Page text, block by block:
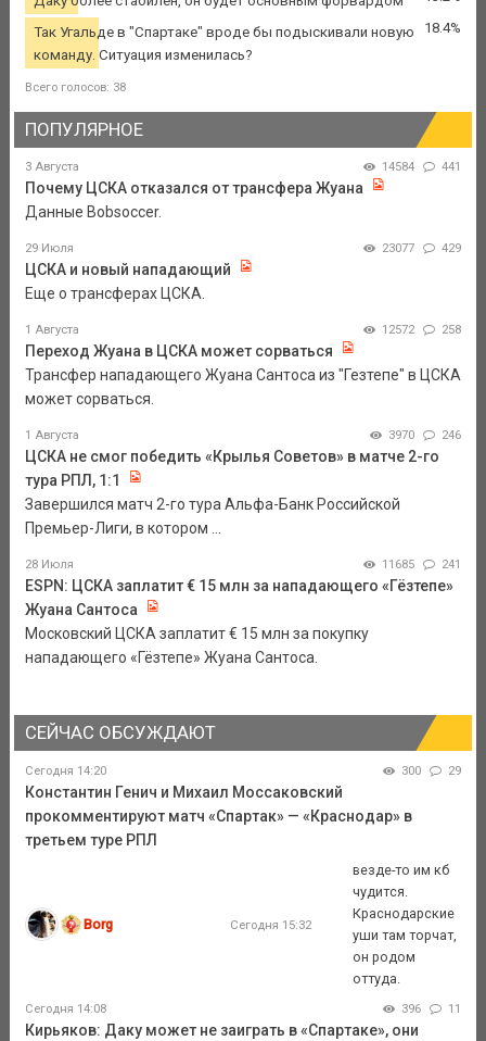
Так Угальде в "Спартаке" вроде бы подыскивали новую
команду. Ситуация изменилась?
18.4%
Всего голосов: 38
ПОПУЛЯРНОЕ
3 Августа 14584 441
Почему ЦСКА отказался от трансфера Жуана
Данные Bobsoccer.
29 Июля 23077 429
ЦСКА и новый нападающий
Еще о трансферах ЦСКА.
1 Августа 12572 258
Переход Жуана в ЦСКА может сорваться
Трансфер нападающего Жуана Сантоса из "Гезтепе" в ЦСКА
может сорваться.
1 Августа 3970 246
ЦСКА не смог победить «Крылья Советов» в матче 2-го
тура РПЛ, 1:1
Завершился матч 2-го тура Альфа-Банк Российской
Премьер-Лиги, в котором ...
28 Июля 11685 241
ESPN: ЦСКА заплатит € 15 млн за нападающего «Гёзтепе»
Жуана Сантоса
Московский ЦСКА заплатит € 15 млн за покупку
нападающего «Гёзтепе» Жуана Сантоса.
СЕЙЧАС ОБСУЖДАЮТ
Сегодня 14:20 300 29
Константин Генич и Михаил Моссаковский
прокомментируют матч «Спартак» — «Краснодар» в
третьем туре РПЛ
Borg Сегодня 15:32
везде-то им кб
чудится.
Краснодарские
уши там торчат,
он родом
оттуда.
Сегодня 14:08 396 11
Кирьяков: Даку может не заиграть в «Спартаке», они